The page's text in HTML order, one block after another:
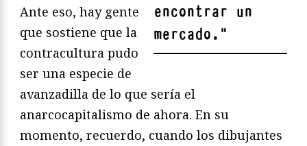
encontrar un
mercado. "
Ante eso, hay gente
que sostiene que la
contracultura pudo
ser una especie de
avanzadilla de lo que sería el
anarcocapitalismo de ahora. En su
momento, recuerdo, cuando los dibujantes